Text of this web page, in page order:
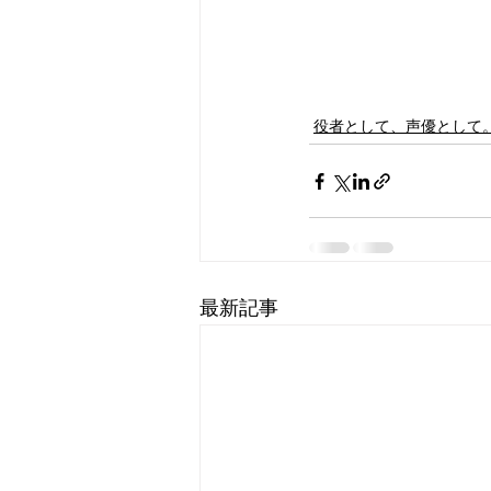
役者として、声優として
最新記事